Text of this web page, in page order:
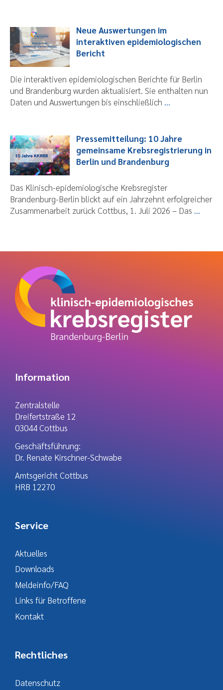
Neue Auswertungen im
interaktiven epidemiologischen
Bericht
Die interaktiven epidemiologischen Berichte für Berlin
und Brandenburg wurden aktualisiert. Sie enthalten nun
Daten und Auswertungen bis einschließlich ...
Pressemitteilung: 10 Jahre
gemeinsame Krebsregistrierung in
Berlin und Brandenburg
Das Klinisch-epidemiologische Krebsregister
Brandenburg-Berlin blickt auf ein Jahrzehnt erfolgreicher
Zusammenarbeit zurück Cottbus, 1. Juli 2026 – Das ...
Information
Zentralstelle
Dreifertstraße 12
03044 Cottbus
Geschäftsführung:
Dr. Renate Kirschner-Schwabe
Amtsgericht Cottbus
HRB 12270
Service
Aktuelles
Downloads
Meldeinfo/FAQ
Links für Betroffene
Kontakt
Rechtliches
Datenschutz